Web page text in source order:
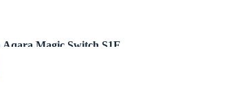
Magic Switch S1E.
hợp giúp thiết bị hoạt động an toàn và đáng tin